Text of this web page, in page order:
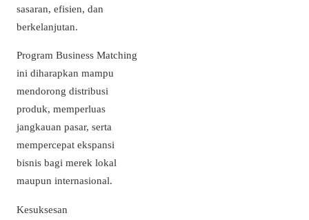
sasaran, efisien, dan
berkelanjutan.
Program Business Matching
ini diharapkan mampu
mendorong distribusi
produk, memperluas
jangkauan pasar, serta
mempercepat ekspansi
bisnis bagi merek lokal
maupun internasional.
Kesuksesan